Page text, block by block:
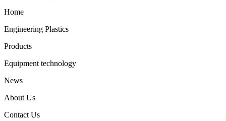
Home
Engineering Plastics
Products
Equipment technology
News
About Us
Contact Us